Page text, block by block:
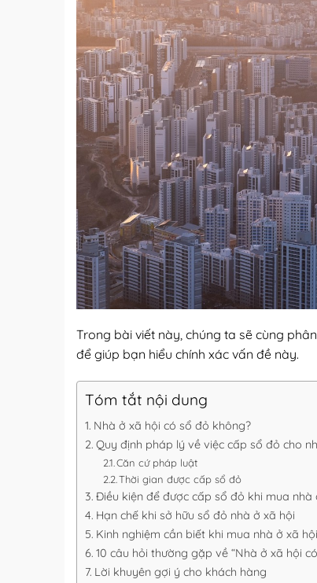
Trong bài viết này, chúng ta sẽ cùng
để giúp bạn hiểu chính xác vấn đề này.
Tóm tắt nội dung
Nhà ở xã hội có sổ đỏ không?
Quy định pháp lý về việc cấp sổ đỏ cho
Căn cứ pháp luật
Thời gian được cấp sổ đỏ
Điều kiện để được cấp sổ đỏ khi mua nhà
Hạn chế khi sở hữu sổ đỏ nhà ở xã hội
Kinh nghiệm cần biết khi mua nhà ở xã
10 câu hỏi thường gặp về “Nhà ở xã hội
Lời khuyên gợi ý cho khách hàng